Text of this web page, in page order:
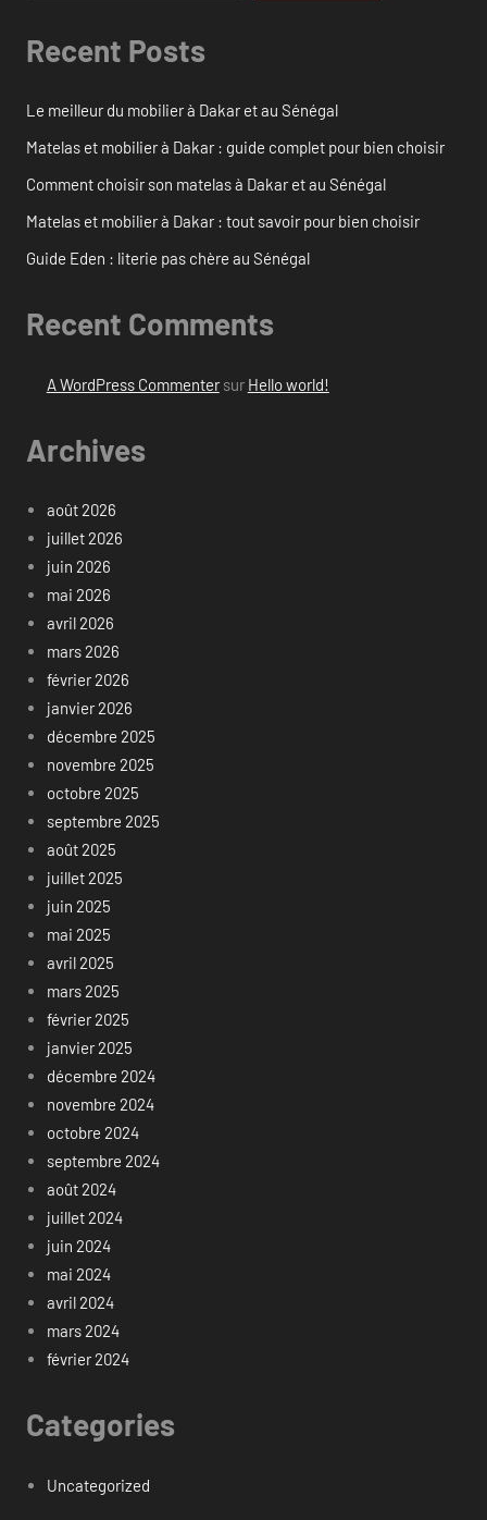
Recent Posts
Le meilleur du mobilier à Dakar et au Sénégal
Matelas et mobilier à Dakar : guide complet pour bien choisir
Comment choisir son matelas à Dakar et au Sénégal
Matelas et mobilier à Dakar : tout savoir pour bien choisir
Guide Eden : literie pas chère au Sénégal
Recent Comments
A WordPress Commentersur Hello world!
Archives
août 2026
juillet 2026
juin 2026
mai 2026
avril 2026
mars 2026
février 2026
janvier 2026
décembre 2025
novembre 2025
octobre 2025
septembre 2025
août 2025
juillet 2025
juin 2025
mai 2025
avril 2025
mars 2025
février 2025
janvier 2025
décembre 2024
novembre 2024
octobre 2024
septembre 2024
août 2024
juillet 2024
juin 2024
mai 2024
avril 2024
mars 2024
février 2024
Categories
Uncategorized